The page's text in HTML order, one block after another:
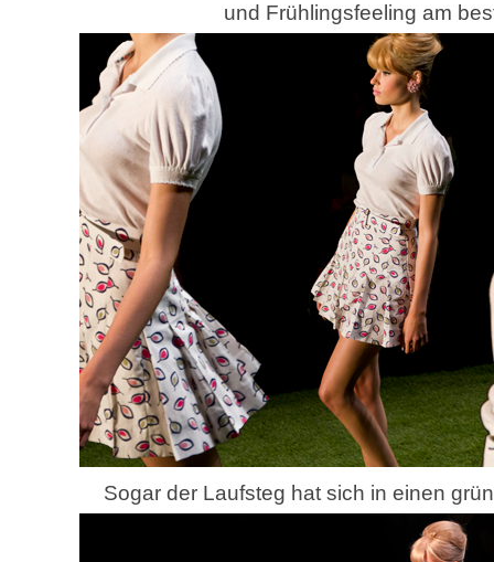
und Frühlingsfeeling am
Sogar der Laufsteg hat sich in einen